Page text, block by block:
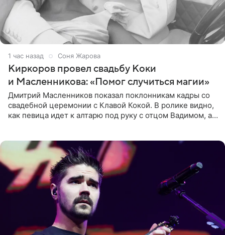
1 час назад Соня Жарова
Киркоров провел свадьбу Коки
и Масленникова: «Помог случиться магии»
Дмитрий Масленников показал поклонникам кадры со
свадебной церемонии с Клавой Кокой. В ролике видно,
как певица идет к алтарю под руку с отцом Вадимом, а у